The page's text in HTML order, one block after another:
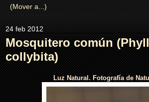
24 feb 2012
Mosquitero común
collybita)
Luz Natural.Fotografía de